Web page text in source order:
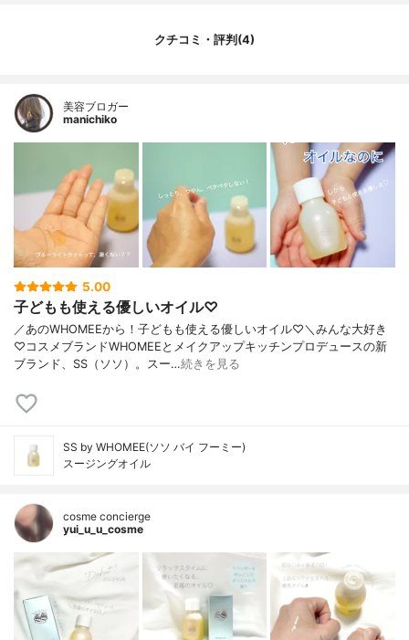
クチコミ・評判(4)
美容ブロガー
manichiko
5.00
子どもも使える優しいオイル♡
／あのWHOMEEから！子どもも使える優しいオイル♡＼みんな大好き
♡コスメブランドWHOMEEとメイクアップキッチンプロデュースの新
ブランド、SS（ソソ）。スー…続きを見る
SS by WHOMEE(ソソ バイ フーミー)
スージングオイル
cosme concierge
yui_u_u_cosme